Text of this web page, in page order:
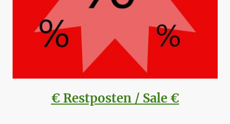
€ Restposten / Sale €